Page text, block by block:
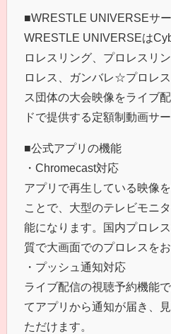
■WRESTLE UNIVERSEサ
WRESTLE UNIVERSEは
ロレスリング、プロレスリ
ロレス、ガンバレ☆プロレ
ス団体の大会映像をライブ
ドで提供する定額制動画サー
■公式アプリの機能
・Chromecast対応
アプリで再生している映像
ことで、大型のテレビモニ
能になります。国内プロレ
質で大画面でのプロレスを
・プッシュ通知対応
ライブ配信の視聴予約機能
てアプリから通知が届き、
ただけます。